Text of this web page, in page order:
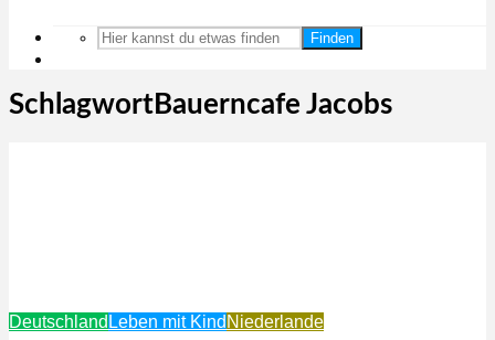
Finden
SchlagwortBauerncafe Jacobs
Deutschland Leben mit Kind Niederlande